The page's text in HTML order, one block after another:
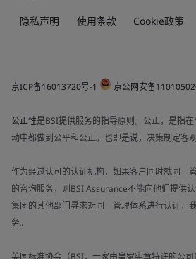
隐私声明 使用条款 Cookie政策
京ICP备16013720号-1 京公网安备
公正性是BSI提供服务的指导原则。公正，是指
动中都做到公平和公正。也即是说，决策制定客
作为经过认可的认证机构，如果客户同时就同一
的咨询服务，则BSI Assurance不能向他们提供
集团的其他部门寻求对同一管理体系进行认证，
务。
英国标准协会（BSI，一家由皇家宪章特许的公